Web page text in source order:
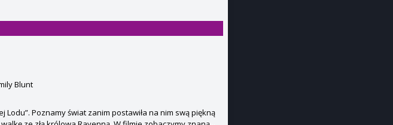
Blunt
Lodu”. Poznamy świat zanim postawiła na nim swą piękną